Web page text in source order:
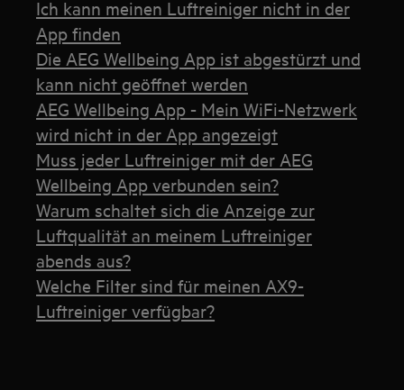
Ich kann meinen Luftreiniger nicht in der
App finden
Die AEG Wellbeing App ist abgestürzt und
kann nicht geöffnet werden
AEG Wellbeing App - Mein WiFi-Netzwerk
wird nicht in der App angezeigt
Muss jeder Luftreiniger mit der AEG
Wellbeing App verbunden sein?
Warum schaltet sich die Anzeige zur
Luftqualität an meinem Luftreiniger
abends aus?
Welche Filter sind für meinen AX9-
Luftreiniger verfügbar?